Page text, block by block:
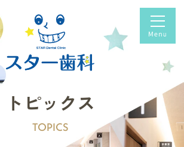
トピックス
TOPICS